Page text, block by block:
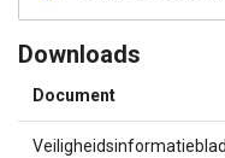
Downloads
Document
Veiligheidsinformatieblad